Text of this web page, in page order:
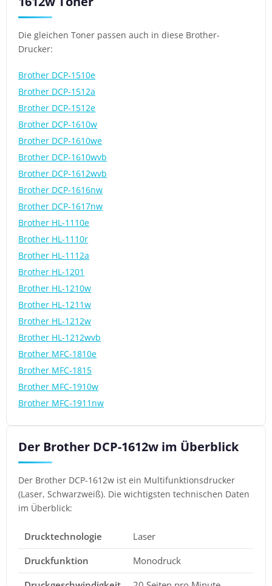
Die gleichen Toner passen auch in diese Brother-
Drucker:
Brother DCP-1510e
Brother DCP-1512a
Brother DCP-1512e
Brother DCP-1610w
Brother DCP-1610we
Brother DCP-1610wvb
Brother DCP-1612wvb
Brother DCP-1616nw
Brother DCP-1617nw
Brother HL-1110e
Brother HL-1110r
Brother HL-1112a
Brother HL-1201
Brother HL-1210w
Brother HL-1211w
Brother HL-1212w
Brother HL-1212wvb
Brother MFC-1810e
Brother MFC-1815
Brother MFC-1910w
Brother MFC-1911nw
Der Brother DCP-1612w im Überblick
Der Brother DCP-1612w ist ein Multifunktionsdrucker
(Laser, Schwarzweiß). Die wichtigsten technischen Daten
im Überblick:
Drucktechnologie
Laser
Druckfunktion
Monodruck